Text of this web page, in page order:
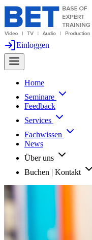
Einloggen
Home
Seminare
Feedback
Services
Fachwissen
News
Über uns
Buchen | Kontakt